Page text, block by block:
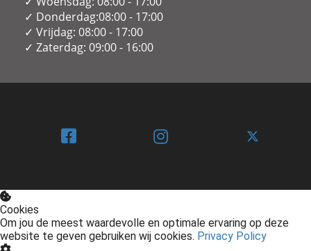
✓ Donderdag:08:00 - 17:00
✓ Vrijdag: 08:00 - 17:00
✓ Zaterdag: 09:00 - 16:00
Cookies
Om jou de meest waardevolle en optimale ervaring op deze
website te geven gebruiken wij cookies. Privacy Policy